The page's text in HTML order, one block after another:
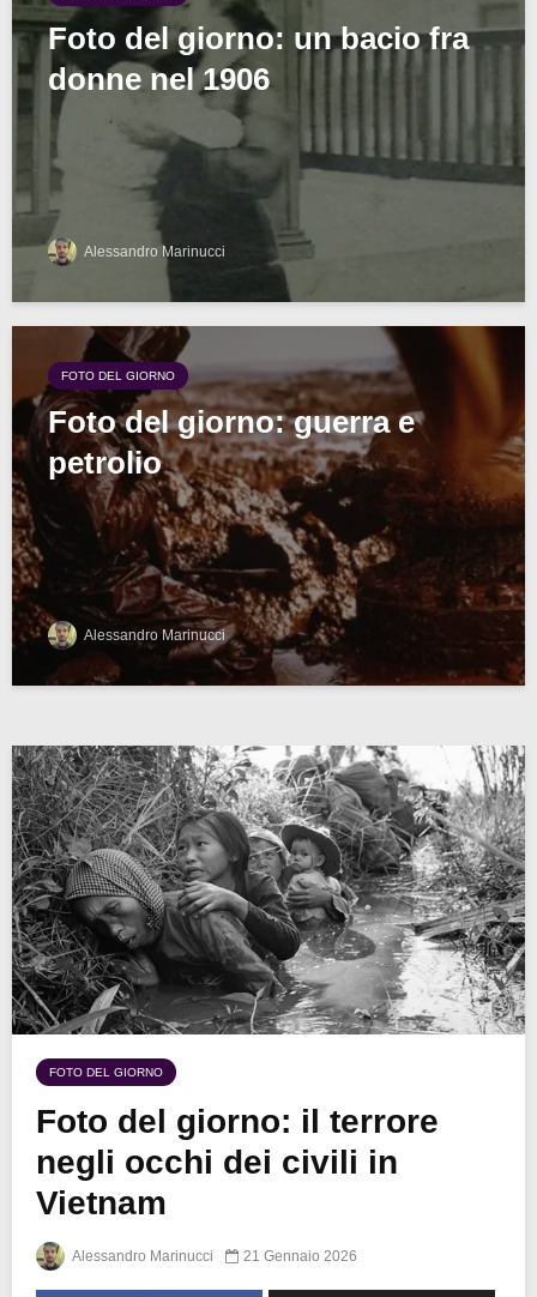
Foto del giorno: un bacio fra
donne nel 1906
Alessandro Marinucci
FOTO DEL GIORNO
Foto del giorno: guerra e
petrolio
Alessandro Marinucci
FOTO DEL GIORNO
Foto del giorno: il terrore
negli occhi dei civili in
Vietnam
Alessandro Marinucci 21 Gennaio 2026